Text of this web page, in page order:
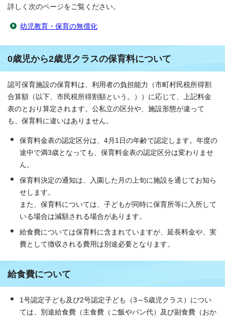
詳しく次のページをご覧ください。
幼児教育・保育の無償化
0歳児から2歳児クラスの保育料について
認可保育施設の保育料は、利用者の負担能力（市町村民税所得割
合算額（以下、市民税所得割額という。））に応じて、上記料金
表のとおり算定されます。公私立の区分や、施設形態が違って
も、保育料に違いはありません。
保育料金表の認定区分は、4月1日の年齢で認定します。年度の
途中で満3歳となっても、保育料金表の認定区分は変わりませ
ん。
保育料決定の通知は、入園した月の上旬に施設を通じてお知ら
せします。
また、保育料については、子どもが同時に保育所等に入所して
いる場合は減額される場合があります。
給食費については保育料に含まれていますが、延長料金や、実
費として徴収される費用は別途必要となります。
給食費について
1号認定子ども及び2号認定子ども（3～5歳児クラス）につい
ては、別途給食費（主食費（ご飯やパン代）及び副食費（おか